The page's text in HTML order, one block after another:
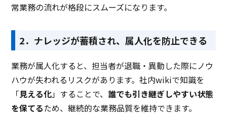
常業務の流れが格段にスムーズになります。
2．ナレッジが蓄積され、属人化を防止できる
業務が属人化すると、担当者が退職・異動した際にノウ
ハウが失われるリスクがあります。社内wikiで知識を
「見える化」することで、誰でも引き継ぎしやすい状態
を保てるため、継続的な業務品質を維持できます。